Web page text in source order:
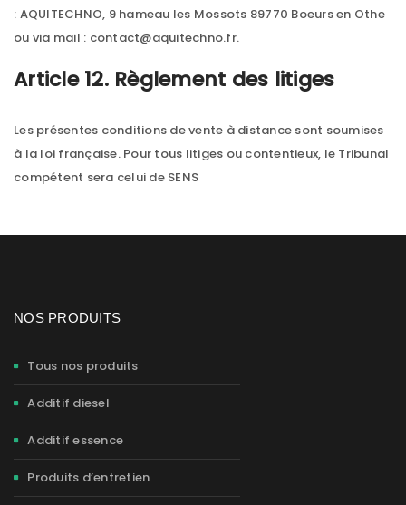
: AQUITECHNO, 9 hameau les Mossots 89770 Boeurs en Othe
ou via mail : contact@aquitechno.fr.
Article 12. Règlement des litiges
Les présentes conditions de vente à distance sont soumises
à la loi française. Pour tous litiges ou contentieux, le Tribunal
compétent sera celui de SENS
NOS PRODUITS
Tous nos produits
Additif diesel
Additif essence
Produits d’entretien